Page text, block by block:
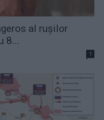
al rușilor
8...
1